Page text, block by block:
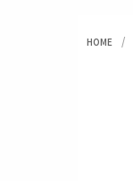
HOME